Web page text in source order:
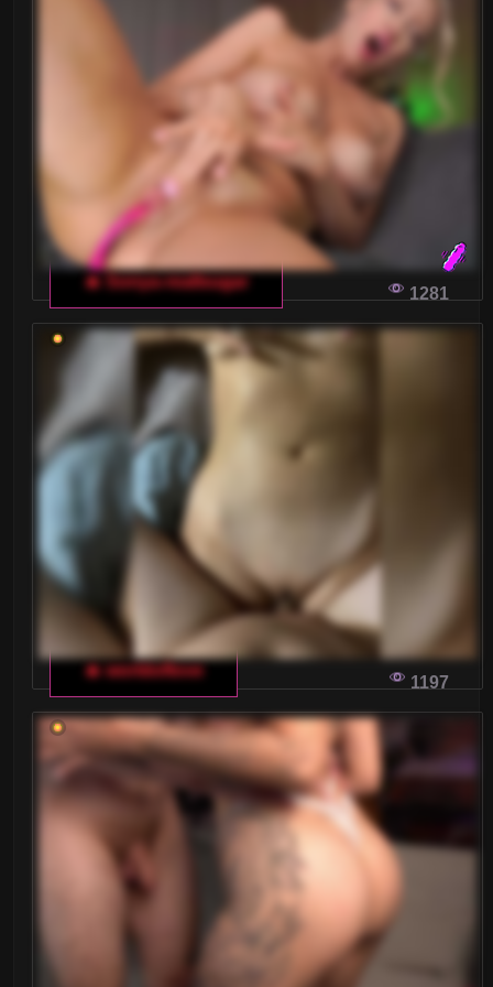
SIŁA POPRAWNEGO KOMUNIKOWANIA SIĘ
W WŁOSKICH CZATACH DLA DOROSŁYCH
Odwiedzanie włoskich czatów dla dorosłych
może być ekscytujące i satysfakcjonujące, o ile
potrafisz jasno i kulturalnie wyrazić swoje
oczekiwania wobec modelek oraz pozostałych
użytkowników.
JAK UNIKNĄĆ BŁĘDÓW PRZY
ZAPOZNAWANIU SIĘ Z DZIEWCZYNAMI NA
WŁOSKIM CZACIE DLA DOROSŁYCH
Zastanawiasz się, jak nie popełnić błędów
podczas poznawania dziewczyn na włoskim
czacie dla dorosłych? Oto kilka kluczowych
porad, które pom
WIRTUALNI PRZYJACIELE: NOWE
HORYZONTY KOMUNIKACJI WE WŁOSKIM
CZACIE DLA DOROSŁYCH
Włoski czat dla dorosłych otwiera przed nami
zupełnie nowe możliwości nawiązywania
znajomości i budowania relacji w wirtualnym
🔥 Sonya-reallsugar
1281
🔥 worldoflove
1197